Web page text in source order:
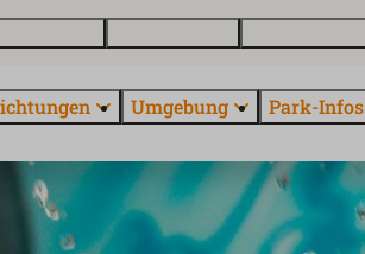
Umgebung Park-Infos